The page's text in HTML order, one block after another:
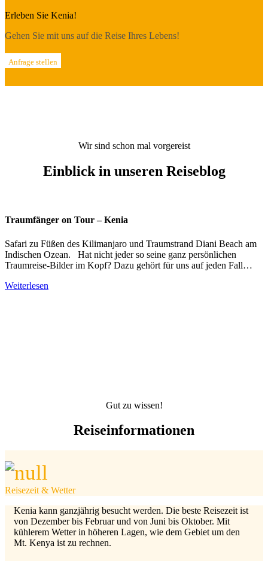
Erleben Sie Kenia!
Gehen Sie mit uns auf die Reise Ihres Lebens!
Anfrage stellen
Wir sind schon mal vorgereist
Einblick in unseren Reiseblog
Traumfänger on Tour – Kenia
Safari zu Füßen des Kilimanjaro und Traumstrand Diani Beach am
Indischen Ozean. Hat nicht jeder so seine ganz persönlichen
Traumreise-Bilder im Kopf? Dazu gehört für uns auf jeden Fall…
Weiterlesen
Gut zu wissen!
Reiseinformationen
Reisezeit & Wetter
Kenia kann ganzjährig besucht werden. Die beste Reisezeit ist
von Dezember bis Februar und von Juni bis Oktober. Mit
kühlerem Wetter in höheren Lagen, wie dem Gebiet um den
Mt. Kenya ist zu rechnen.